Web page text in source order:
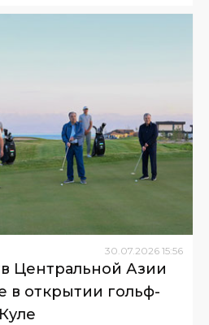
30.07.2026 15:56
Центральной Азии
в открытии гольф-